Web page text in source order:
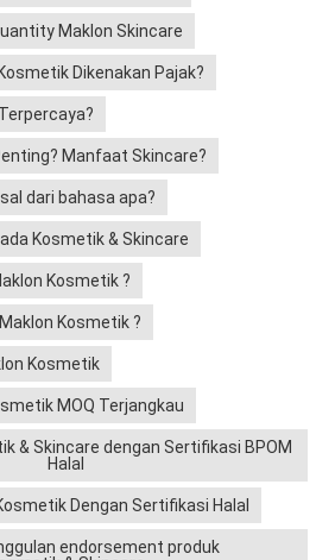
Maklon Skincare
Dikenakan Pajak?
Manfaat Skincare?
dari bahasa apa?
Kosmetik & Skincare
Kosmetik ?
Kosmetik ?
Kosmetik
MOQ Terjangkau
& Skincare dengan Sertifikasi BPOM
Halal
Dengan Sertifikasi Halal
endorsement produk